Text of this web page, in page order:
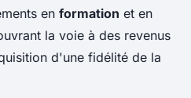
en formation et en
la voie à des revenus
d'une fidélité de la